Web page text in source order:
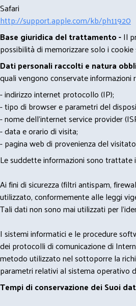
Safari
http://support.apple.com/kb/ph11920
Base giuridica del trattamento -Il
possibilità di memorizzare solo i
Dati personali raccolti e natura
quali vengono conservate
- indirizzo internet protocollo (IP);
- tipo di browser e parametri del
- nome dell'internet service provider
- data e orario di visita;
- pagina web di provenienza del
Le suddette informazioni sono
Ai fini di sicurezza (filtri antispam,
utilizzato, conformemente alle leggi
Tali dati non sono mai utilizzati per
I sistemi informatici e le procedure
dei protocolli di comunicazione di
metodo utilizzato nel sottoporre la
parametri relativi al sistema operativo
Tempi di conservazione dei Suoi